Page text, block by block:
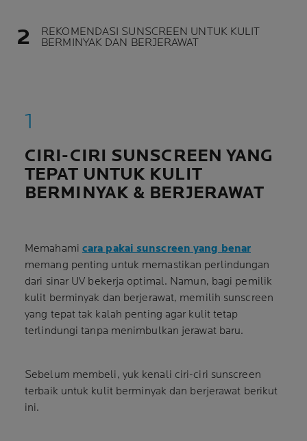
REKOMENDASI SUNSCREEN UNTUK KULIT
BERMINYAK DAN BERJERAWAT
CIRI-CIRI SUNSCREEN YANG
TEPAT UNTUK KULIT
BERMINYAK & BERJERAWAT
Memahami cara pakai sunscreen yang benar
memang penting untuk memastikan perlindungan
dari sinar UV bekerja optimal. Namun, bagi pemilik
kulit berminyak dan berjerawat, memilih sunscreen
yang tepat tak kalah penting agar kulit tetap
terlindungi tanpa menimbulkan jerawat baru.
Sebelum membeli, yuk kenali ciri-ciri sunscreen
terbaik untuk kulit berminyak dan berjerawat berikut
ini.